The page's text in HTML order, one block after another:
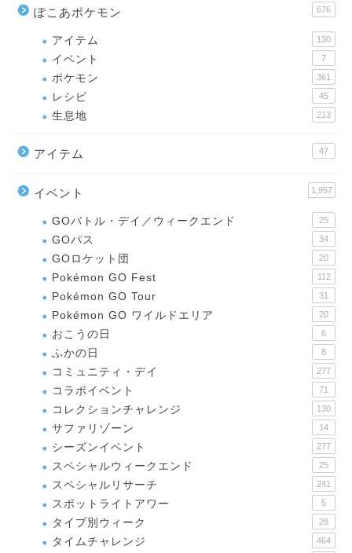
ぽこあポケモン 676
アイテム 130
イベント 7
ポケモン 361
レシピ 45
生息地 213
アイテム 47
イベント 1,957
GOバトル・デイ／ウィークエンド 25
GOパス 34
GOロケット団 20
Pokémon GO Fest 112
Pokémon GO Tour 31
Pokémon GO ワイルドエリア 20
おこうの日 6
ふかの日 8
コミュニティ・デイ 277
コラボイベント 71
コレクションチャレンジ 130
サファリゾーン 14
シーズンイベント 277
スペシャルウィークエンド 25
スペシャルリサーチ 241
スポットライトアワー 5
タイプ別ウィーク 28
タイムチャレンジ 464